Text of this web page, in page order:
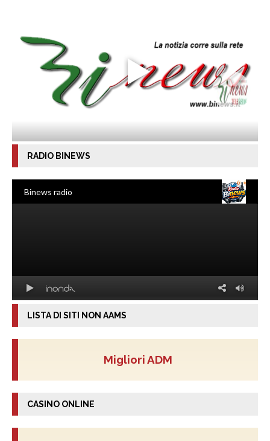
RADIO BINEWS
LISTA DI SITI NON AAMS
Migliori ADM
CASINO ONLINE